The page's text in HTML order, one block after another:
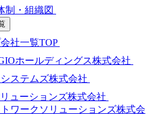
制・組織図
社一覧TOP
ホールディングス株式会社
ステムズ株式会社
ューションズ株式会社
ワークソリューションズ株式会